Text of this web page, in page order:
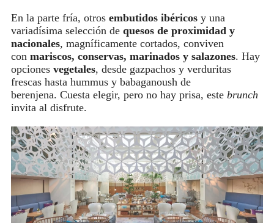
En la parte fría, otros embutidos ibéricos y una
variadísima selección de quesos de proximidad y
nacionales, magníficamente cortados, conviven
con mariscos, conservas, marinados y salazones. Hay
opciones vegetales, desde gazpachos y verduritas
frescas hasta hummus y babaganoush de
berenjena. Cuesta elegir, pero no hay prisa, este brunch
invita al disfrute.